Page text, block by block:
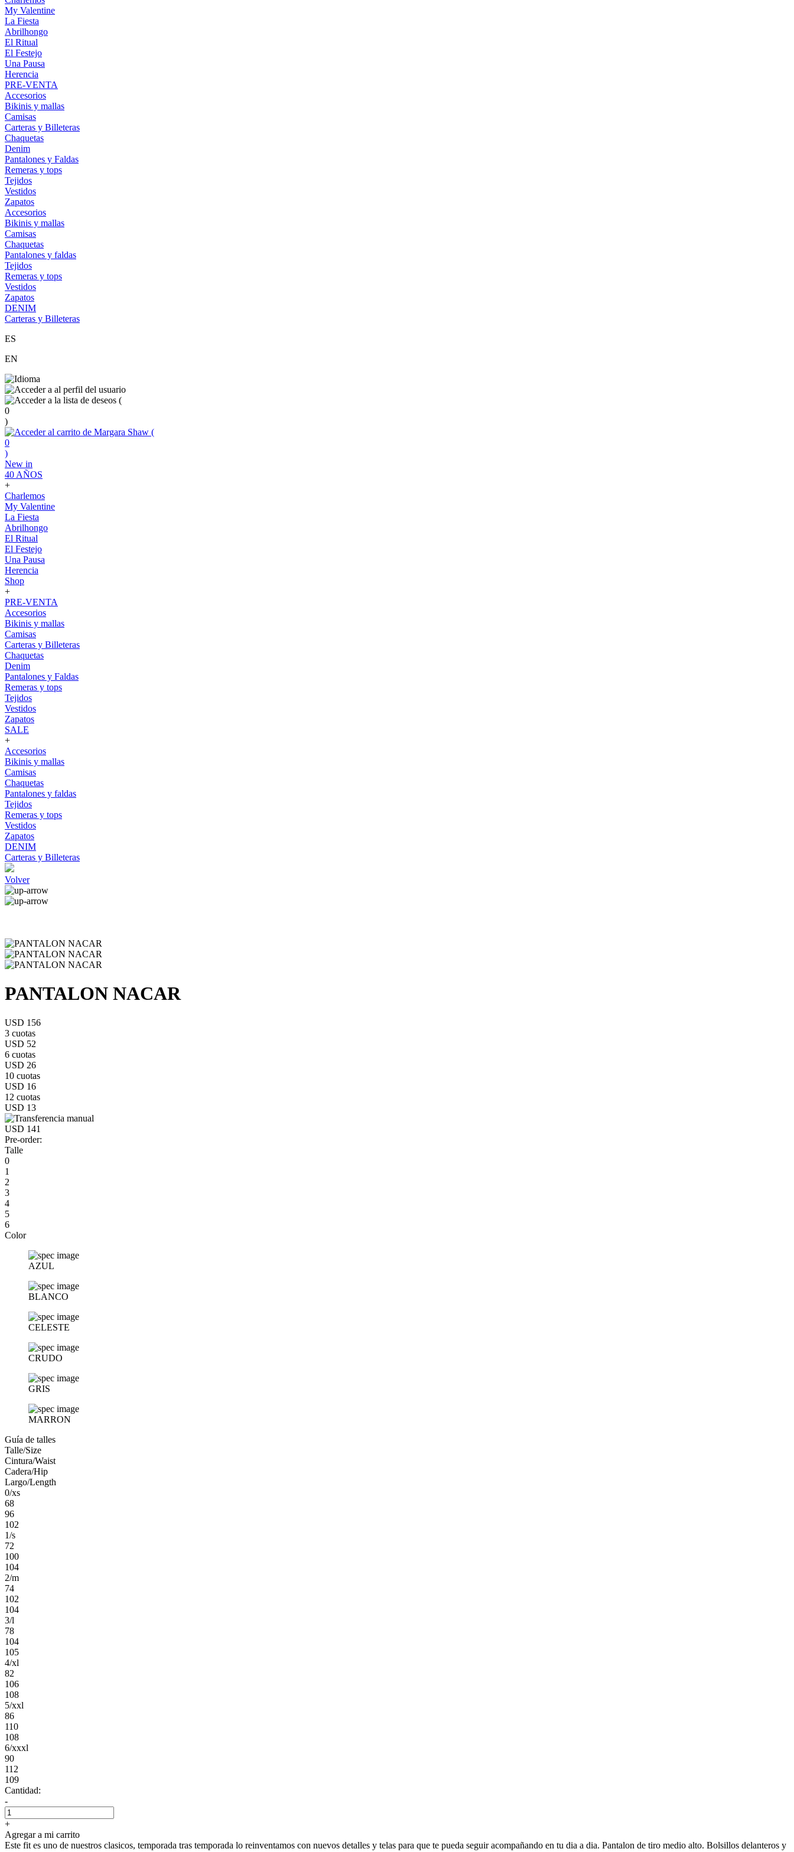
My Valentine
La Fiesta
Abrilhongo
El Ritual
El Festejo
Una Pausa
Herencia
PRE-VENTA
Accesorios
Bikinis y mallas
Camisas
Carteras y Billeteras
Chaquetas
Denim
Pantalones y Faldas
Remeras y tops
Tejidos
Vestidos
Zapatos
Accesorios
Bikinis y mallas
Camisas
Chaquetas
Pantalones y faldas
Tejidos
Remeras y tops
Vestidos
Zapatos
DENIM
Carteras y Billeteras
ES
EN
(
0
)
(
0
)
New in
40 AÑOS
+
Charlemos
My Valentine
La Fiesta
Abrilhongo
El Ritual
El Festejo
Una Pausa
Herencia
Shop
+
PRE-VENTA
Accesorios
Bikinis y mallas
Camisas
Carteras y Billeteras
Chaquetas
Denim
Pantalones y Faldas
Remeras y tops
Tejidos
Vestidos
Zapatos
SALE
+
Accesorios
Bikinis y mallas
Camisas
Chaquetas
Pantalones y faldas
Tejidos
Remeras y tops
Vestidos
Zapatos
DENIM
Carteras y Billeteras
Volver
PANTALON NACAR
USD 156
3 cuotas
USD 52
6 cuotas
USD 26
10 cuotas
USD 16
12 cuotas
USD 13
USD 141
Pre-order:
Talle
0
1
2
3
4
5
6
Color
AZUL
BLANCO
CELESTE
CRUDO
GRIS
MARRON
Guía de talles
Talle/Size
Cintura/Waist
Cadera/Hip
Largo/Length
0/xs
68
96
102
1/s
72
100
104
2/m
74
102
104
3/l
78
104
105
4/xl
82
106
108
5/xxl
86
110
108
6/xxxl
90
112
109
Cantidad:
-
+
Agregar a mi carrito
Este fit es uno de nuestros clasicos, temporada tras temporada lo reinventamos con nuevos detalles y telas para que te pueda seguir acompañando en tu dia a dia. Pantalon de tiro medio alto. Bolsillos delanteros y